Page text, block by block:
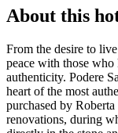
About this
From the desire to
peace with those
authenticity. Podere
heart of the most
purchased by
renovations, during